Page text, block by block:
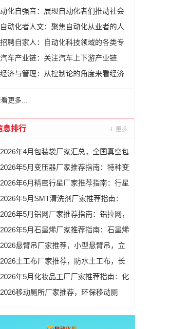
动化自强音：展现自动化者们推动社会
进步发出的响亮声音
自动化者人文：聚焦自动化从业者的人
文思考
招聘自家人：自动化科技领域的各类专
家及人才需求资讯
汽车产业链：关注汽车上下游产业链
经济与管理：从控制论的角度来看经济
更多...
息排行
2026年4月包装袋厂家汇总，全国真空包
装袋，密封包装袋，凹版包装袋，相机
南
2026年5月变压器厂家推荐指南：特种变
压器，单相变压器，低压变压器，定制
2026年6月精密行星厂家推荐指南：行星
精密减速机，精密行星减速机，伺服精
司优选！
2026年5月SMT清洗剂厂家推荐指南：
SMT通用电子清洗剂，SMT精密电子清
洗剂公司优选！
2026年5月铝网厂家推荐指南：铝拉网，
铝板装饰网公司优选！
2026年5月石墨烯厂家推荐指南：石墨烯
双极板，石墨烯粉末，石墨烯纳米片公
2026悬臂吊厂家推荐，小型悬臂吊，立
柱式悬臂吊，移动式悬臂吊，悬臂吊非
2026土工布厂家推荐，防水土工布，长
丝土工布，防渗土工布，无纺土工布，
2026年5月化妆品工厂厂家推荐指南：化
妆品OEM，化妆品贴牌，化妆品公司优
2026移动厕所厂家推荐，环保移动厕
移动厕所厂家优选指南！